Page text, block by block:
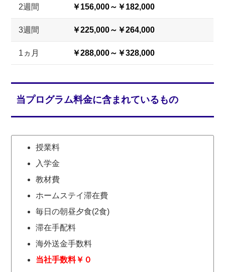
2週間 ￥156,000～￥182,000
3週間 ￥225,000～￥264,000
1ヵ月 ￥288,000～￥328,000
当プログラム料金に含まれているもの
授業料
入学金
教材費
ホームステイ滞在費
毎日の朝昼夕食(2食)
滞在手配料
海外送金手数料
当社手数料￥０